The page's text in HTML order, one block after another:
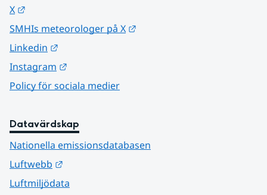
X
SMHIs meteorologer på X
Linkedin
Instagram
Policy för sociala medier
Datavärdskap
Nationella emissionsdatabasen
Luftwebb
Luftmiljödata